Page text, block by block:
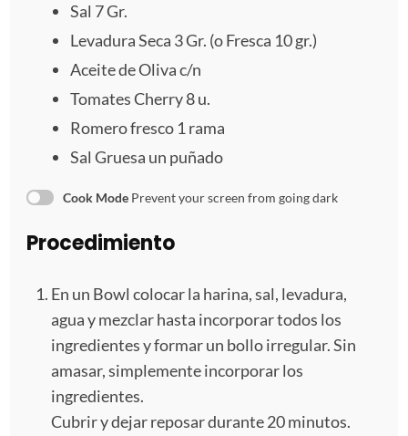
s
a
s
a
s
a
s
a Sal 7Gr.
Levadura Seca 3Gr. (o Fresca 10gr.)
Aceite de Oliva c/n
Tomates Cherry8u.
Romero fresco 1 rama
Sal Gruesa un puñado
Cook Mode Prevent your screen from going dark
Procedimiento
En un Bowl colocar la harina, sal, levadura,
agua y mezclar hasta incorporar todos los
ingredientes y formar un bollo irregular. Sin
amasar, simplemente incorporar los
ingredientes.
Cubrir y dejar reposar durante 20 minutos.